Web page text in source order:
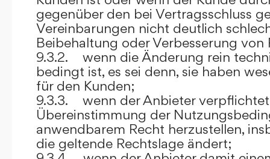
gegenüber den bei Vertragsschluss
Vereinbarungen nicht deutlich
Beibehaltung oder Verbesserung
9.3.2. wenn die Änderung rein
bedingt ist, es sei denn, sie haben
für den Kunden;
9.3.3. wenn der Anbieter verpflichtet
Übereinstimmung der
anwendbarem Recht herzustellen,
die geltende Rechtslage ändert;